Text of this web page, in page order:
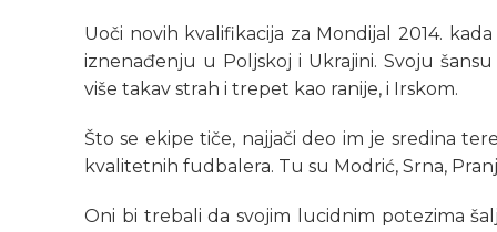
Uoči novih kvalifikacija za Mondijal 2014.
iznenađenju u Poljskoj i Ukrajini. Svoju
više takav strah i trepet kao ranije, i Irskom.
Što se ekipe tiče, najjači deo im je sredina
kvalitetnih fudbalera. Tu su Modrić, Srna,
Oni bi trebali da svojim lucidnim potezima